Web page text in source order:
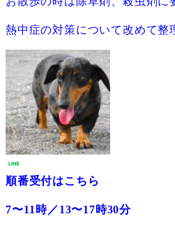
熱中症の対策について改めて整
順番受付はこちら
7〜11時／13〜17時30分